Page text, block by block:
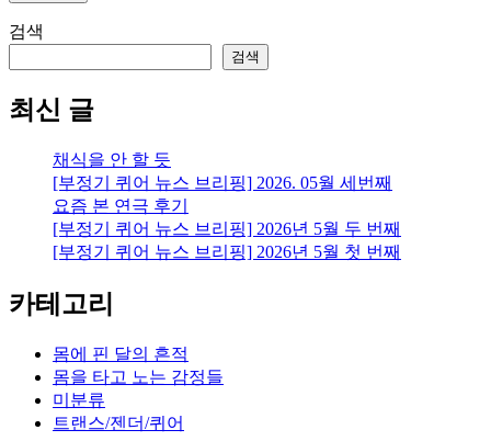
검색
검색
최신 글
채식을 안 할 듯
[부정기 퀴어 뉴스 브리핑] 2026. 05월 세번째
요즘 본 연극 후기
[부정기 퀴어 뉴스 브리핑] 2026년 5월 두 번째
[부정기 퀴어 뉴스 브리핑] 2026년 5월 첫 번째
카테고리
몸에 핀 달의 흔적
몸을 타고 노는 감정들
미분류
트랜스/젠더/퀴어